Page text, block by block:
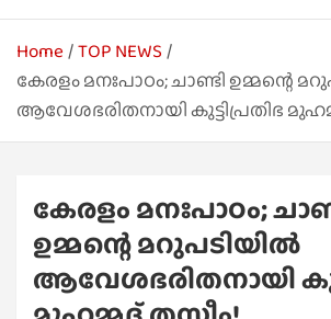
Home TOP NEWS
കേരളം മനഃപാഠം; ചാണ്ടി ഉമ്മന്റെ
ആവേശഭരിതനായി കുട്ടിപ്രതിഭ
കേരളം മനഃപാഠം;
ഉമ്മന്റെ മറുപടിയിൽ
ആവേശഭരിതനായി